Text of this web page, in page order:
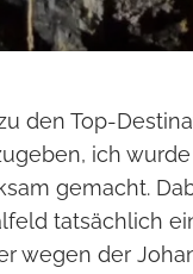
den Top-
ich
gemacht.
tatsächlich
wegen der